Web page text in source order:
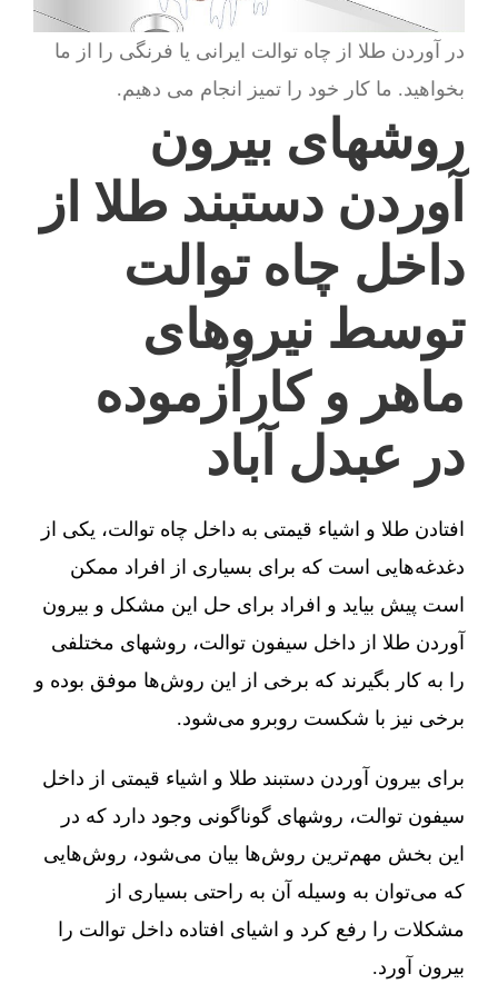
در آوردن طلا از چاه توالت ایرانی یا فرنگی را از ما
بخواهید. ما کار خود را تمیز انجام می دهیم.
روشهای بیرون
آوردن دستبند طلا از
داخل چاه توالت
توسط نیروهای
ماهر و کارآزموده
در عبدل آباد
افتادن طلا و اشیاء قیمتی به داخل چاه توالت، یکی از
دغدغه‌هایی است که برای بسیاری از افراد ممکن
است پیش بیاید و افراد برای حل این مشکل و بیرون
آوردن طلا از داخل سیفون توالت، روشهای مختلفی
را به کار بگیرند که برخی از این روش‌ها موفق بوده و
برخی نیز با شکست روبرو می‌شود.
برای بیرون آوردن دستبند طلا و اشیاء قیمتی از داخل
سیفون توالت، روشهای گوناگونی وجود دارد که در
این بخش مهم‌ترین روش‌ها بیان می‌شود، روش‌هایی
که می‌توان به وسیله آن به راحتی بسیاری از
مشکلات را رفع کرد و اشیای افتاده داخل توالت را
بیرون آورد.